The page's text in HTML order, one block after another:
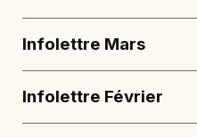
Infolettre Mars
Infolettre Février